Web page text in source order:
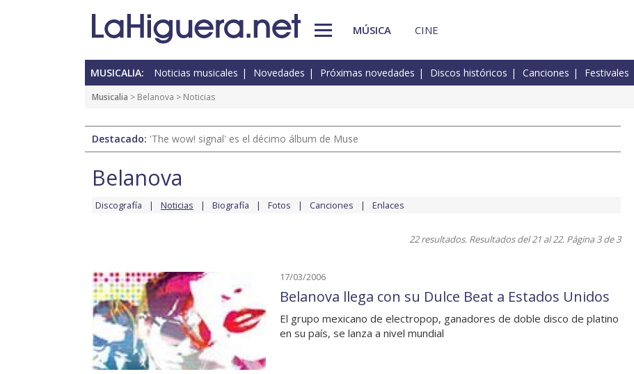
MÚSICA CINE
MUSICALIA: Noticias musicales Novedades Próximas novedades Discos históricos Canciones Festivales
Musicalia > Belanova > Noticias
Destacado: 'The wow! signal' es el décimo álbum de Muse
Belanova
Discografía Noticias Biografía Fotos Canciones Enlaces
22 resultados. Resultados del 21 al 22. Página 3 de 3
17/03/2006
Belanova llega con su Dulce Beat a Estados Unidos
El grupo mexicano de electropop, ganadores de doble disco de platino
en su país, se lanza a nivel mundial